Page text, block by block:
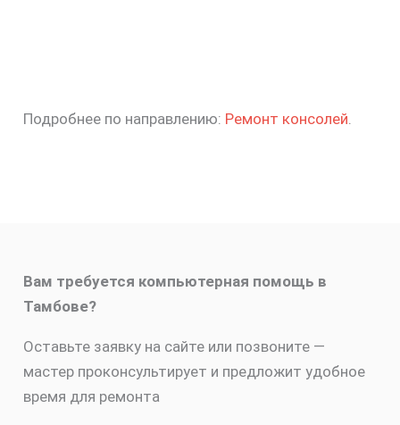
Подробнее по направлению: Ремонт консолей
Вам требуется компьютерная помощь в
Тамбове?
Оставьте заявку на сайте или позвоните —
мастер проконсультирует и предложит удобное
время для ремонта